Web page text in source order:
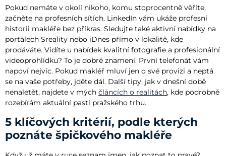
Pokud nemáte v okolí nikoho, komu stoprocentně věříte,
začněte na profesních sítích. LinkedIn vám ukáže profesní
historii makléře bez příkras. Sledujte také aktivní nabídky na
portálech Sreality nebo iDnes přímo v lokalitě, kde
prodáváte. Vidíte u nabídek kvalitní fotografie a profesionální
videoprohlídku? To je dobré znamení. První telefonát vám
napoví nejvíc. Pokud makléř mluví jen o své provizi a neptá
se na vaše potřeby, jděte dál. Další tipy, jak v dnešní době
nenaletět, najdete v mých článcích o realitách, kde podrobně
rozebírám aktuální pasti pražského trhu.
5 klíčových kritérií, podle kterých
poznáte špičkového makléře